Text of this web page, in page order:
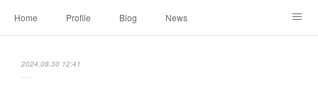
Home Profile Blog News
2024.08.30 12:41